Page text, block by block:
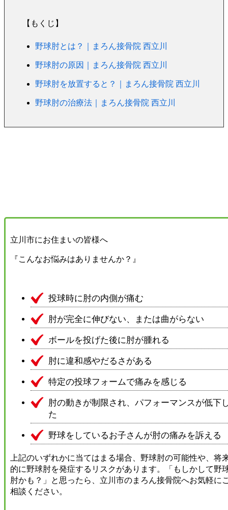
【もくじ】
​野球肘とは？｜まろん接骨院 西立川
​野球肘の原因｜まろん接骨院 西立川
野球肘を放置すると？｜まろん接骨院 西立川
野球肘の治療法｜まろん接骨院 西立川
立川市にお住まいの皆様へ
​『こんなお悩みはありませんか？』
投球時に肘の内側が痛む
肘が完全に伸びない、または曲がらない
ボールを投げた後に肘が腫れる
肘に違和感やだるさがある
特定の投球フォームで痛みを感じる
肘の動きが制限され、パフォーマンスが低下
た
野球をしているお子さんが肘の痛みを訴える
上記のいずれかに当てはまる場合、野球肘の可能性や、将
的に野球肘を発症するリスクがあります。「もしかして野
肘かも？」と思ったら、立川市のまろん接骨院へお気軽に
相談ください。